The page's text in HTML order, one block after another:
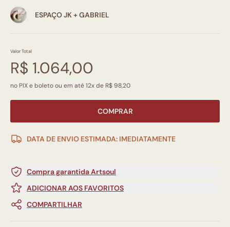
ESPAÇO JK + GABRIEL
Valor Total
R$ 1.064,00
no PIX e boleto ou em até 12x de R$ 98,20
COMPRAR
DATA DE ENVIO ESTIMADA: IMEDIATAMENTE
Compra garantida Artsoul
ADICIONAR AOS FAVORITOS
COMPARTILHAR